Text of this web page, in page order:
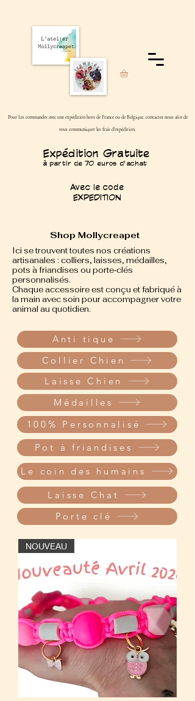
Pour Les commandes avec une expédition hors de France ou de Belgique, contactez nous afin de
vous communiquer les frais d'expédition.
Expédition Gratuite
à partir de 70 euros d'achat
Avec le code
EXPEDITION
Shop Mollycreapet
Ici se trouvent toutes nos créations
artisanales : colliers, laisses, médailles,
pots à friandises ou porte‑clés
personnalisés.
Chaque accessoire est conçu et fabriqué à
la main avec soin pour accompagner votre
animal au quotidien.
Anti tique
Collier Chien
Laisse Chien
Médailles
100% Personnalisé
Pot à friandises
Le coin des humains
Laisse Chat
Porte clé
NOUVEAU